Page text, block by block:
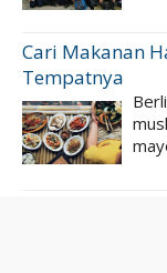
Cari Makanan
Tempatnya